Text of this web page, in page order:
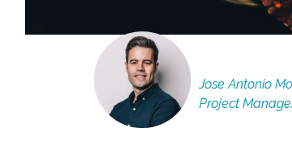
Jose Antonio
Project